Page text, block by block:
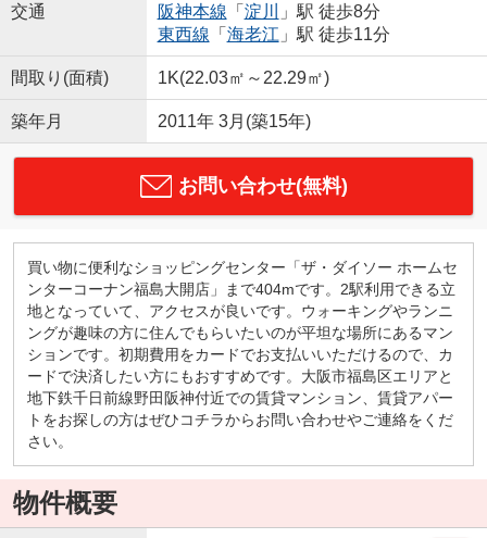
交通
阪神本線 「 淀川
」駅 徒歩8分
東西線 「 海老江 」駅 徒歩11分
間取り(面積) 1K(22.03㎡～22.29㎡)
築年月 2011年 3月(築15年)
お問い合わせ(無料)
買い物に便利なショッピングセンター「ザ・ダイソー ホームセ
ンターコーナン福島大開店」まで404mです。2駅利用できる立
地となっていて、アクセスが良いです。ウォーキングやランニ
ングが趣味の方に住んでもらいたいのが平坦な場所にあるマン
ションです。初期費用をカードでお支払いいただけるので、カ
ードで決済したい方にもおすすめです。大阪市福島区エリアと
地下鉄千日前線野田阪神付近での賃貸マンション、賃貸アパー
トをお探しの方はぜひコチラからお問い合わせやご連絡をくだ
さい。
物件概要